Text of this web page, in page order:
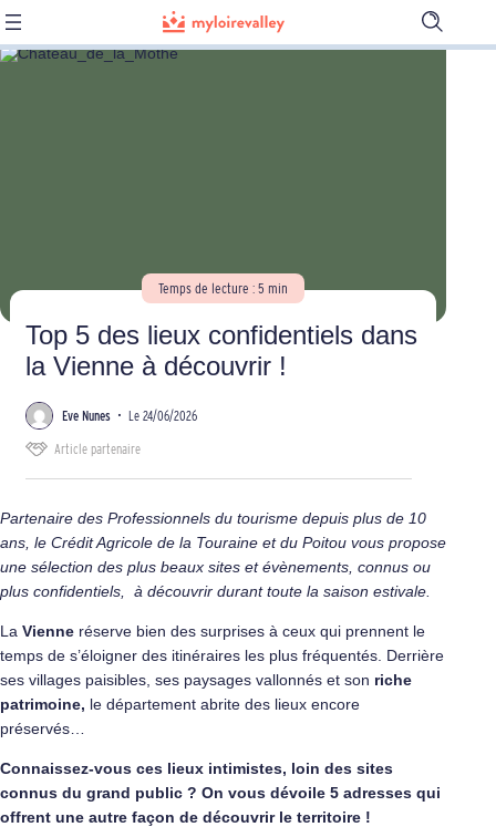
Ouvrir
la
Temps de lecture : 5 min
Top 5 des lieux confidentiels dans
la Vienne à découvrir !
Eve Nunes • Le 24/06/2026
Article partenaire
Partenaire des Professionnels du tourisme depuis plus de 10
ans, le Crédit Agricole de la Touraine et du Poitou vous propose
une sélection des plus beaux sites et évènements, connus ou
plus confidentiels, à découvrir durant toute la saison estivale.
La Vienne réserve bien des surprises à ceux qui prennent le
temps de s’éloigner des itinéraires les plus fréquentés. Derrière
ses villages paisibles, ses paysages vallonnés et son riche
patrimoine, le département abrite des lieux encore
préservés…
Connaissez-vous ces lieux intimistes, loin des sites
connus du grand public ? On vous dévoile 5 adresses qui
offrent une autre façon de découvrir le territoire !